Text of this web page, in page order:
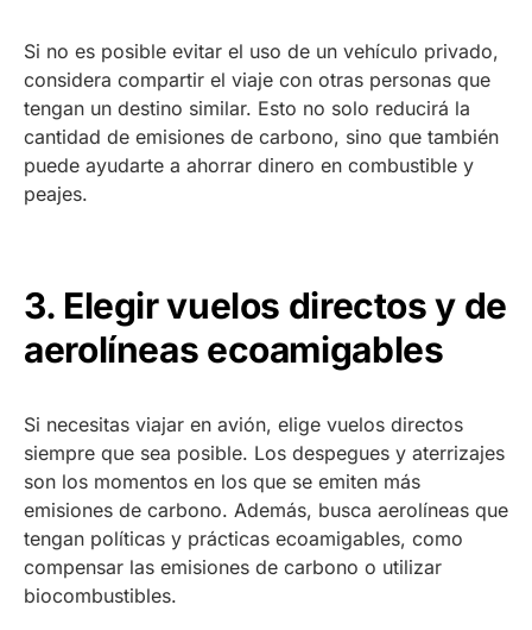
Si no es posible evitar el uso de un vehículo privado,
considera compartir el viaje con otras personas que
tengan un destino similar. Esto no solo reducirá la
cantidad de emisiones de carbono, sino que también
puede ayudarte a ahorrar dinero en combustible y
peajes.
3. Elegir vuelos directos y de
aerolíneas ecoamigables
Si necesitas viajar en avión, elige vuelos directos
siempre que sea posible. Los despegues y aterrizajes
son los momentos en los que se emiten más
emisiones de carbono. Además, busca aerolíneas que
tengan políticas y prácticas ecoamigables, como
compensar las emisiones de carbono o utilizar
biocombustibles.